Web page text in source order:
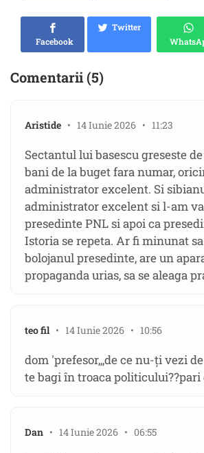
Facebook
Twitter
Comentarii (5)
Aristide • 14 Iunie 2026 • 11:23
Sectantul lui basescu greseste
bani de la buget fara numar,
administrator excelent. Si
administrator excelent si l-am
presedinte PNL si apoi ca
Istoria se repeta. Ar fi minunat
bolojanul presedinte, are un
propaganda urias, sa se aleaga
teo fil• 14 Iunie 2026 • 10:56
dom 'prefesor,,,de ce nu-ți vezi
te bagi în troaca politicului??pari
Dan • 14 Iunie 2026 • 06:55